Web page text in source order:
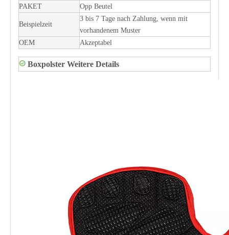
PAKET
Opp Beutel
Beispielzeit
3 bis 7 Tage nach Zahlung, wenn mit
vorhandenem Muster
OEM
Akzeptabel
Boxpolster Weitere Details